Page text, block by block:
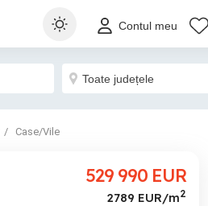
Contul meu
Case/Vile
529 990 EUR
2789 EUR/m2